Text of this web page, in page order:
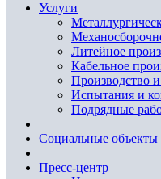
Услуги
Литейное
Кабельное
Производство и
Испытания и
Подрядные
Социальные объекты
Пресс-центр